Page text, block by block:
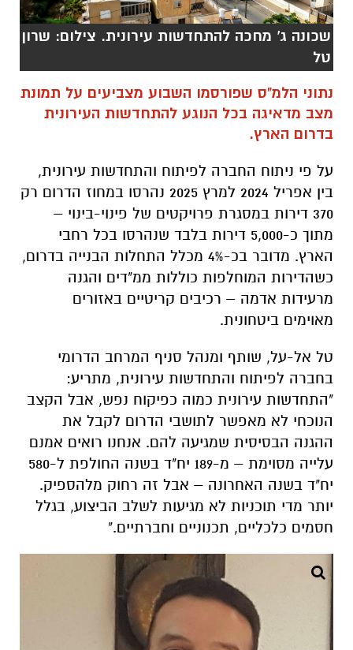
נתוני הלמ"ס שפורסמו השבוע מצביעים על תמונת
מצב מדאיגה בכל הנוגע להתחדשות העירונית
בדרום הארץ.
על פי ניתוח החברה לפיתוח והתחדשות עירונית,
בין אפריל 2024 למרץ 2025 נהרסו במחוז הדרום רק
370 דירות במסגרת פרויקטים של פינוי-בינוי –
הארץ. מדובר בכ-4% מכלל התחלות הבנייה בדרום,
כשהדירות המוחלפות כוללות ממ"דים והגנה
מרעידות אדמה – רכיבים קריטיים באזורים
מאוימים ביטחונית.
טל אל-על, שותף ומנהל סניף המרחב הדרומי
בחברה לפיתוח והתחדשות עירונית, מתריע:
"התחדשות עירונית כמוה כפיקוח נפש, אבל הקצב
ההגנה הבסיסית שמגיעה להם. אנחנו רואים אמנם
יח"ד בשנה האחרונה – אבל זה רחוק מלהספיק.
יותר מדי תוכניות לא מגיעות לשלב הביצוע, בגלל
חסמים כלכליים, תכנוניים וחברתיים."